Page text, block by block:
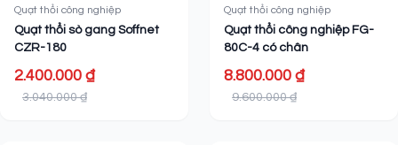
Quạt thổi công nghiệp
Quạt thổi sò gang Soffnet
CZR-180
2.400.000 ₫
3.040.000 ₫
Quạt thổi công nghiệp
Quạt thổi công nghiệp FG-
80C-4 có chân
8.800.000 ₫
9.600.000 ₫